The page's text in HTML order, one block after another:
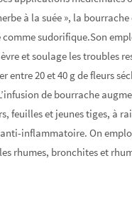
à la suée », la
sudorifique.Son
et soulage les troubles
entre 20 et 40 g de fleurs
de bourrache
feuilles et jeunes tiges, à
inflammatoire. On
rhumes, bronchites et